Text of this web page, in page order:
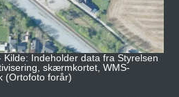
Indeholder data fra Styrelsen
skærmkortet, WMS-
(Ortofoto forår)